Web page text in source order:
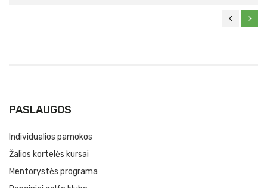
PASLAUGOS
Individualios pamokos
Žalios kortelės kursai
Mentorystės programa